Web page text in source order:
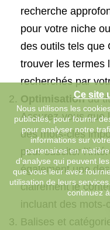
recherche
pour votre niche
des outils tels que
trouver les termes
recherchés par
Optimisationdu
Assurez-vous que
des mots-clés
pour susciter
également une
clairement le
incluant des mots-
Balises et
Ce site
Nous utilisons les
publicités, pour fournir
pour analyser notre
informations sur
partenaires en
d'analyse qui peuvent
que vous leur avez
utilisation de leurs
continuez